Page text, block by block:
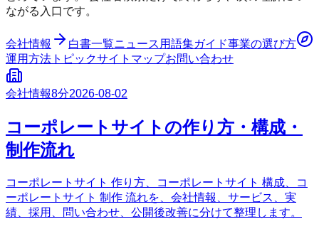
ながる入口です。
会社情報 白書一覧ニュース 用語集ガイド事業の選び方
運用方法 トピックサイトマップお問い合わせ
会社情報8分2026-08-02
コーポレートサイトの作り方・構成・
制作流れ
コーポレートサイト 作り方、コーポレートサイト 構成、コ
ーポレートサイト 制作 流れを、会社情報、サービス、実
績、採用、問い合わせ、公開後改善に分けて整理します。